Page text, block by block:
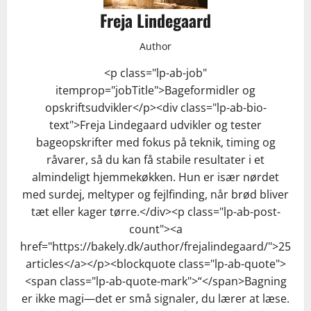
Freja Lindegaard
Author
<p class="lp-ab-job"
itemprop="jobTitle">Bageformidler og
opskriftsudvikler</p><div class="lp-ab-bio-
text">Freja Lindegaard udvikler og tester
bageopskrifter med fokus på teknik, timing og
råvarer, så du kan få stabile resultater i et
almindeligt hjemmekøkken. Hun er især nørdet
med surdej, meltyper og fejlfinding, når brød bliver
tæt eller kager tørre.</div><p class="lp-ab-post-
count"><a
href="https://bakely.dk/author/frejalindegaard/">25
articles</a></p><blockquote class="lp-ab-quote">
<span class="lp-ab-quote-mark">“</span>Bagning
er ikke magi—det er små signaler, du lærer at læse.